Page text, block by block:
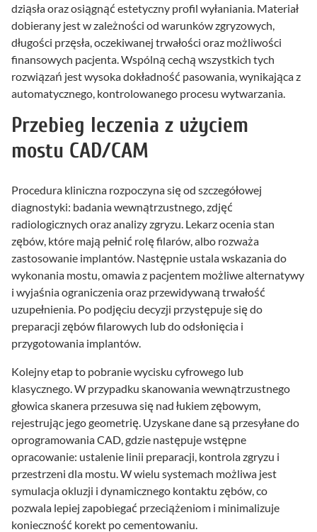
dziąsła oraz osiągnąć estetyczny profil wyłaniania. Materiał
dobierany jest w zależności od warunków zgryzowych,
długości przęsła, oczekiwanej trwałości oraz możliwości
finansowych pacjenta. Wspólną cechą wszystkich tych
rozwiązań jest wysoka dokładność pasowania, wynikająca z
automatycznego, kontrolowanego procesu wytwarzania.
Przebieg leczenia z użyciem
mostu CAD/CAM
Procedura kliniczna rozpoczyna się od szczegółowej
diagnostyki: badania wewnątrzustnego, zdjęć
radiologicznych oraz analizy zgryzu. Lekarz ocenia stan
zębów, które mają pełnić rolę filarów, albo rozważa
zastosowanie implantów. Następnie ustala wskazania do
wykonania mostu, omawia z pacjentem możliwe alternatywy
i wyjaśnia ograniczenia oraz przewidywaną trwałość
uzupełnienia. Po podjęciu decyzji przystępuje się do
preparacji zębów filarowych lub do odsłonięcia i
przygotowania implantów.
Kolejny etap to pobranie wycisku cyfrowego lub
klasycznego. W przypadku skanowania wewnątrzustnego
głowica skanera przesuwa się nad łukiem zębowym,
rejestrując jego geometrię. Uzyskane dane są przesyłane do
oprogramowania CAD, gdzie następuje wstępne
opracowanie: ustalenie linii preparacji, kontrola zgryzu i
przestrzeni dla mostu. W wielu systemach możliwa jest
symulacja okluzji i dynamicznego kontaktu zębów, co
pozwala lepiej zapobiegać przeciążeniom i minimalizuje
konieczność korekt po cementowaniu.